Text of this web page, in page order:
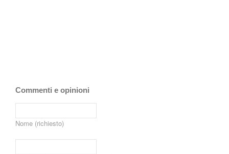
Commenti e opinioni
Nome (richiesto)